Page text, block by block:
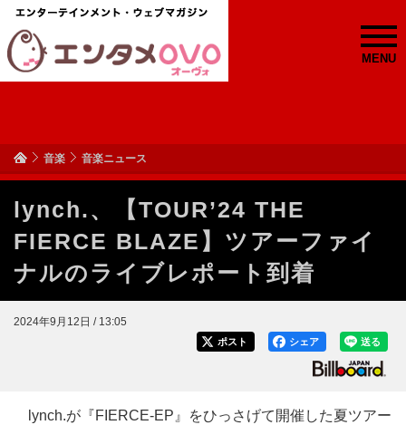
MENU
音楽 音楽ニュース
lynch.、【TOUR’24 THE
FIERCE BLAZE】ツアーファイ
ナルのライブレポート到着
2024年9月12日 / 13:05
送る
シェア
ポスト
lynch.が『FIERCE-EP』をひっさげて開催した夏ツアー